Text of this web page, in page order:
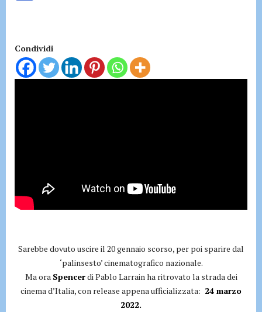
o
n
Condividi
Sarebbe dovuto uscire il 20 gennaio scorso, per poi sparire dal
‘palinsesto’ cinematografico nazionale.
Ma ora Spencerdi Pablo Larrain ha ritrovato la strada dei
cinema d’Italia, con release appena ufficializzata: 24 marzo
2022.